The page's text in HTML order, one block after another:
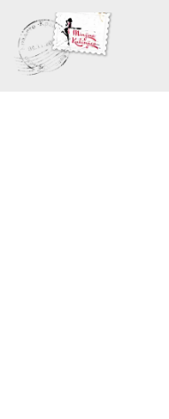
Skoči
na